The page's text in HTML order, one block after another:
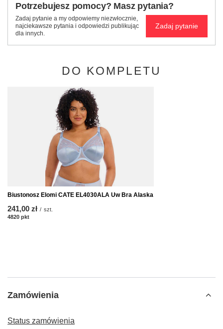
Potrzebujesz pomocy? Masz pytania?
Zadaj pytanie a my odpowiemy niezwłocznie,
najciekawsze pytania i odpowiedzi publikując
dla innych.
Zadaj pytanie
DO KOMPLETU
Biustonosz Elomi CATE EL4030ALA Uw Bra Alaska
241,00 zł / szt.
4820 pkt
Zamówienia
Status zamówienia